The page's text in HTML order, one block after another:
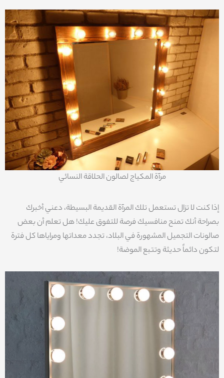
مرآة المكياج لصالون الحلاقة النسائي
إذا كنت لا تزال تستعمل تلك المرآة القديمة البسيطة، دعني أخبرك
بصراحة أنك تمنح منافسيك فرصة للتفوق عليك! هل تعلم أن بعض
صالونات التجميل المشهورة في البلاد، تجدد معداتها ومراياها كل فترة
لتكون دائماً حديثة وتتبع الموضة!